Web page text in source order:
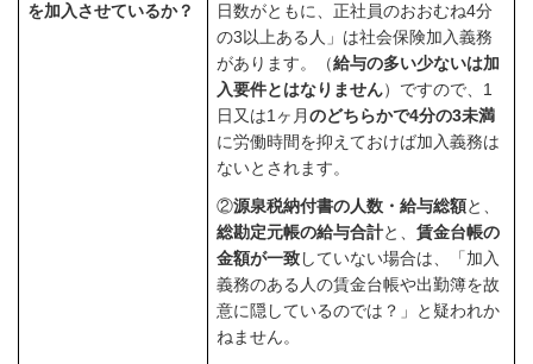
を加入させているか？
日数がともに、正社員のおおむね4分
の3以上ある人」は社会保険加入義務
があります。（給与の多い少ないは加
入要件とはなりません）ですので、 1
日又は1ヶ月のどちらかで4分の3未満
に労働時間を抑えておけば加入義務は
ないとされます。
②源泉税納付書の人数・給与総額と、
総勘定元帳の給与合計と、賃金台帳の
金額が一致していない場合は、「加入
義務のある人の賃金台帳や出勤簿を故
意に隠しているのでは？」と疑われか
ねません。